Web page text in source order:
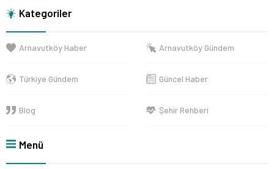
Kategoriler
Arnavutköy Haber Arnavutköy Gündem
Türkiye Gündem Güncel Haber
Blog Şehir Rehberi
Menü